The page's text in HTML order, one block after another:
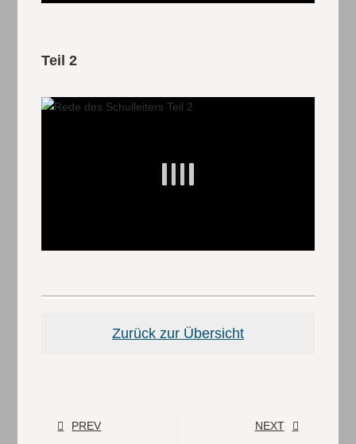
Teil 2
Zurück zur Übersicht
PREV NEXT